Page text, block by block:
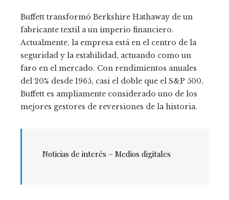
Buffett transformó Berkshire Hathaway de un
fabricante textil a un imperio financiero.
Actualmente, la empresa está en el centro de la
seguridad y la estabilidad, actuando como un
faro en el mercado. Con rendimientos anuales
del 20% desde 1965, casi el doble que el S&P 500,
Buffett es ampliamente considerado uno de los
mejores gestores de reversiones de la historia.
Noticias de interés – Medios digitales